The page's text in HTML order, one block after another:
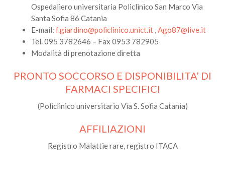
Ospedaliero universitaria Policlinico San Marco Via
Santa Sofia 86 Catania
E-mail:f.giardino@policlinico.unict.it ,Ago87@live.it
Tel. 095 3782646 – Fax 0953 782905
Modalità di prenotazione diretta
PRONTO SOCCORSO E DISPONIBILITA’ DI
FARMACI SPECIFICI
(Policlinico universitario Via S. Sofia Catania)
AFFILIAZIONI
Registro Malattie rare, registro ITACA